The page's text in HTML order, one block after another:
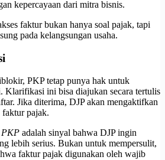
kepercayaan dari mitra bisnis.
faktur bukan hanya soal pajak, tapi
pada kelangsungan usaha.
PKP tetap punya hak untuk
Klarifikasi ini bisa diajukan secara tertulis
Jika diterima, DJP akan mengaktifkan
faktur pajak.
PKP adalah sinyal bahwa DJP ingin
lebih serius. Bukan untuk mempersulit,
faktur pajak digunakan oleh wajib